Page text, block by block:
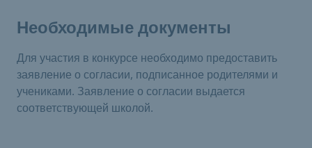
Необходимые документы
Для участия в конкурсе необходимо предоставить
заявление о согласии, подписанное родителями и
учениками. Заявление о согласии выдается
соответствующей школой.